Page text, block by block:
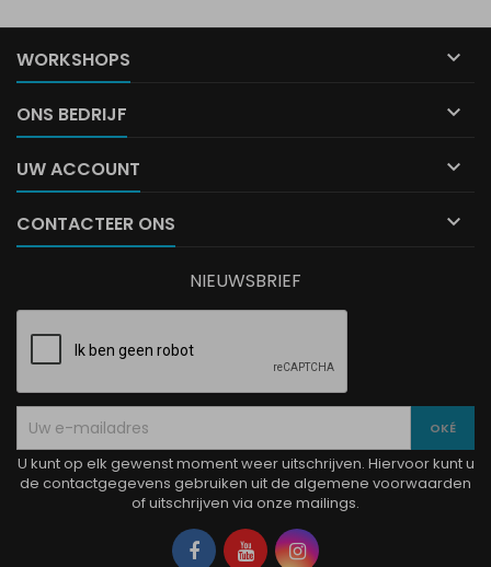
WORKSHOPS 
ONS BEDRIJF 
UW ACCOUNT 
CONTACTEER ONS 
NIEUWSBRIEF
U kunt op elk gewenst moment weer uitschrijven. Hiervoor kunt u
de contactgegevens gebruiken uit de algemene voorwaarden
of uitschrijven via onze mailings.
Facebook
YouTubeInstagram